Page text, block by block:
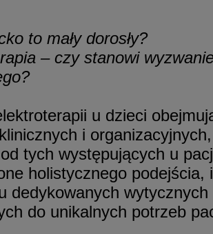
to mały dorosły?
– czy stanowi
u dzieci
i
tych występujących u
holistycznego podejścia,
dedykowanych
do unikalnych potrzeb